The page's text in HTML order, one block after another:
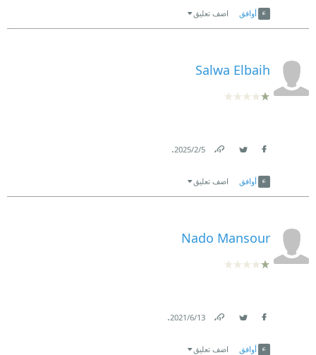
أوافق اضف تعليق
Salwa Elbaih
5‏/2‏/2025
.
أوافق اضف تعليق
Nado Mansour
13‏/6‏/2021
.
أوافق اضف تعليق